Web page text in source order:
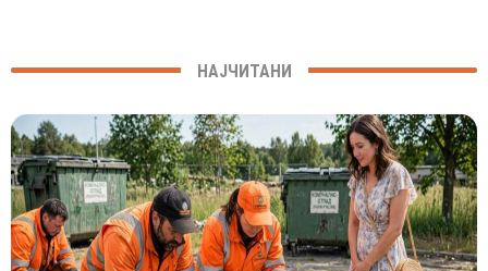
НАЈЧИТАНИ